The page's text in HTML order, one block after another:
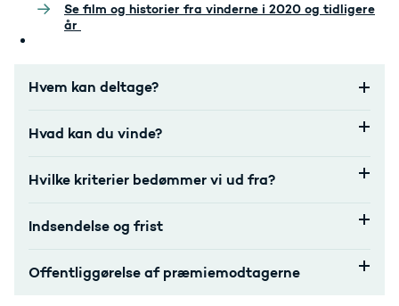
Se film og historier fra vinderne i 2020 og tidligere
år
Hvem kan deltage?
Hvad kan du vinde?
Hvilke kriterier bedømmer vi ud fra?
Indsendelse og frist
Offentliggørelse af præmiemodtagerne